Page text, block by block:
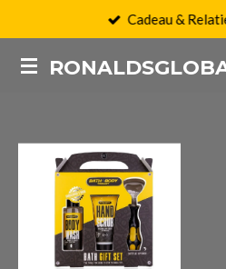
naar
Cadeau &